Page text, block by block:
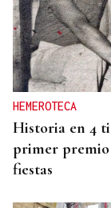
07
AGO
CONCIERTO
Comunión
orgánico con
HEMEROTECA
Historia en 4
primer premio
fiestas